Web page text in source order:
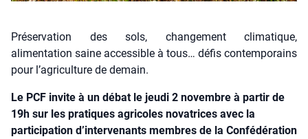
Préservation des sols, changement climatique,
alimentation saine accessible à tous… défis contemporains
pour l’agriculture de demain.
Le PCF invite à un débat le jeudi 2 novembre à partir de
19h sur les pratiques agricoles novatrices avec la
participation d’intervenants membres de la Confédération